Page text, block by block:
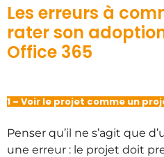
Les erreurs à
rater son
Office 365
1 – Voir le projet comme un
Penser qu’il ne s’agit que
une erreur : le projet doit